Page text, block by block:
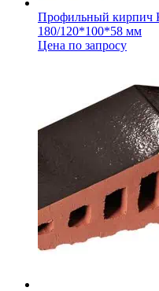
Профильный кирпич
180/120*100*58 мм
Цена по запросу